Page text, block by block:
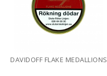
DAVIDOFF FLAKE MEDALLIONS